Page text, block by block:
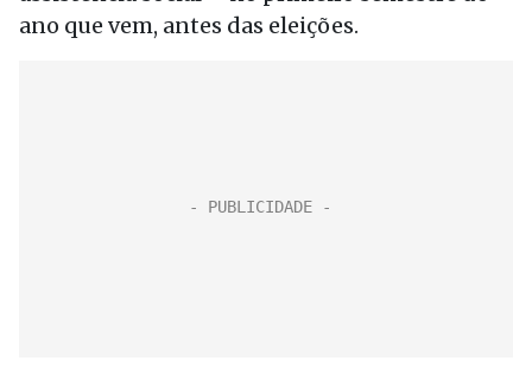
ano que vem, antes das eleições.